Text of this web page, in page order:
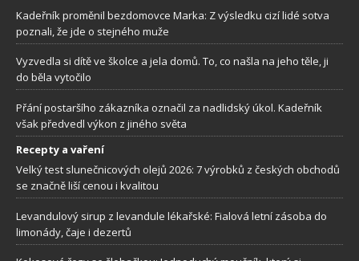
Kadeřník proměnil bezdomovce Marka: Z výsledku cizí lidé sotva
poznali, že jde o stejného muže
Vyzvedla si dítě ve školce a jela domů. To, co našla na jeho těle, ji
do běla vytočilo
Přání postaršího zákazníka označil za nadlidský úkol. Kadeřník
však předvedl výkon z jiného světa
Recepty a vaření
Velký test slunečnicových olejů 2026: 7 výrobků z českých obchodů
se značně liší cenou i kvalitou
Levandulový sirup z levandule lékařské: Fialová letní zásoba do
limonády, čaje i dezertů